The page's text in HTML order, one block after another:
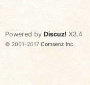
Powered by Discuz! X3.4
© 2001-2017 Comsenz Inc.